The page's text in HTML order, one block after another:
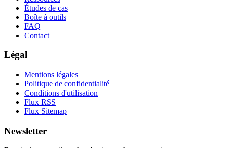
Études de cas
Boîte à outils
FAQ
Contact
Légal
Mentions légales
Politique de confidentialité
Conditions d'utilisation
Flux RSS
Flux Sitemap
Newsletter